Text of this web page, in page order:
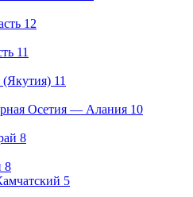
12
11
(Якутия) 11
Осетия — Алания 10
8
8
5